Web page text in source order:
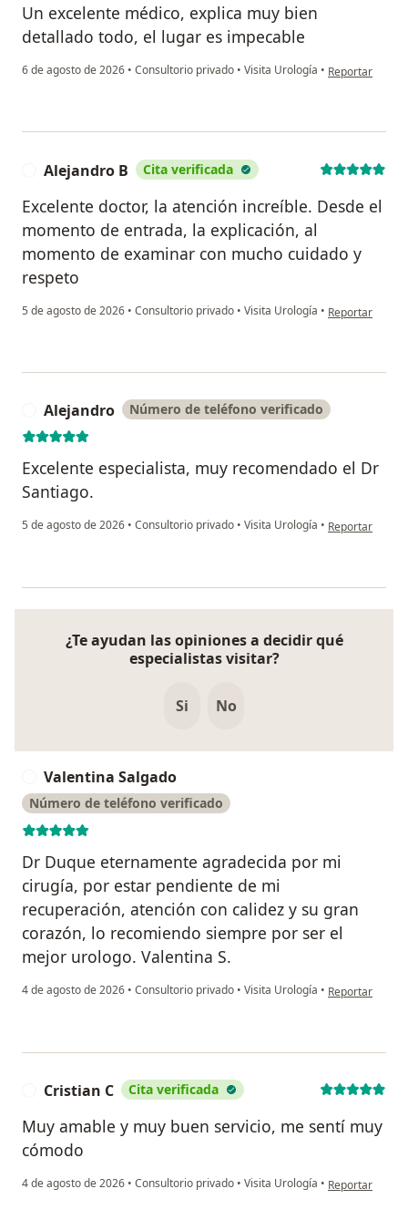
Un excelente médico, explica muy bien
detallado todo, el lugar es impecable
6 de agosto de 2026 • Consultorio privado • Visita Urología • en opinión del
Reportar
Alejandro B Cita verificada
Excelente doctor, la atención increíble. Desde el
momento de entrada, la explicación, al
momento de examinar con mucho cuidado y
respeto
5 de agosto de 2026 • Consultorio privado • Visita Urología • en opinión del
Reportar
Alejandro Número de teléfono verificado
Excelente especialista, muy recomendado el Dr
Santiago.
5 de agosto de 2026 • Consultorio privado • Visita Urología • en opinión del
Reportar
¿Te ayudan las opiniones a decidir qué
especialistas visitar?
Si No
Valentina Salgado
Número de teléfono verificado
Dr Duque eternamente agradecida por mi
cirugía, por estar pendiente de mi
recuperación, atención con calidez y su gran
corazón, lo recomiendo siempre por ser el
mejor urologo. Valentina S.
4 de agosto de 2026 • Consultorio privado • Visita Urología • en opinión del
Reportar
Cristian C Cita verificada
Muy amable y muy buen servicio, me sentí muy
cómodo
4 de agosto de 2026 • Consultorio privado • Visita Urología • en opinión del
Reportar